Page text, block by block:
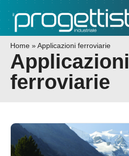
Home » Applicazioni ferroviarie
Applicazioni
ferroviarie